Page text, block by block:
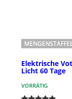
Elektrische
Licht 60 Tage
VORRÄTIG